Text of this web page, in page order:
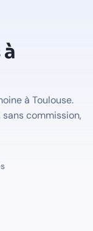
à
àToulouse
à Toulouse.
commission,